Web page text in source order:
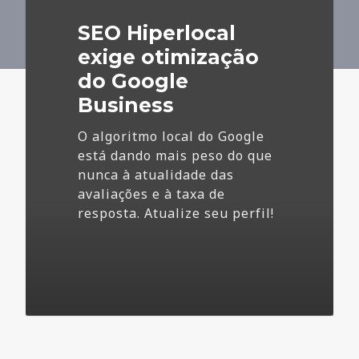
Business
SEO Hiperlocal
exige otimização
do Google
Business
O algoritmo local do Google
está dando mais peso do que
nunca à atualidade das
avaliações e à taxa de
resposta. Atualize seu perfil!